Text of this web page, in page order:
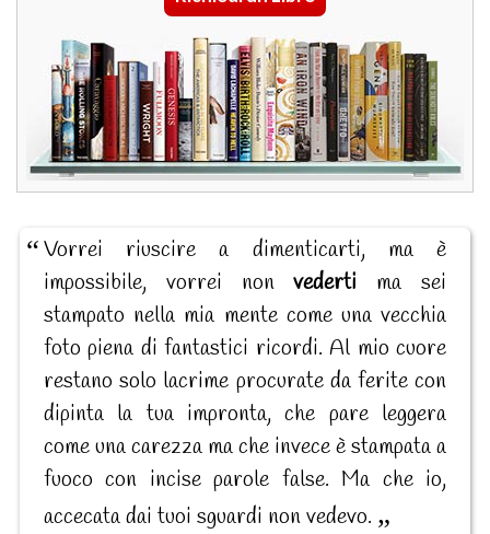
Vorrei riuscire a dimenticarti, ma è
impossibile, vorrei nonvederti ma sei
stampato nella mia mente come una vecchia
foto piena di fantastici ricordi. Al mio cuore
restano solo lacrime procurate da ferite con
dipinta la tua impronta, che pare leggera
come una carezza ma che invece è stampata a
fuoco con incise parole false. Ma che io,
accecata dai tuoi sguardi non vedevo.